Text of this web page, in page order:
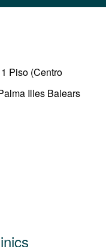
Piso (Centro
Illes Balears